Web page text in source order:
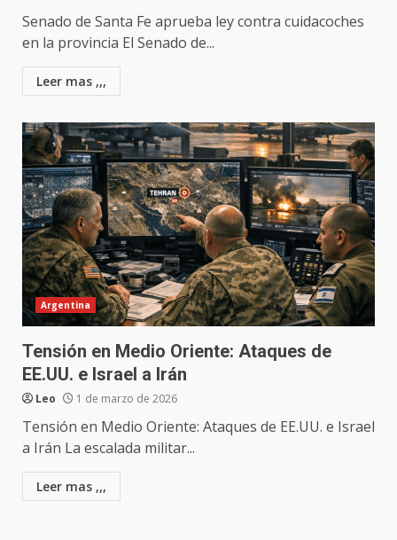
Senado de Santa Fe aprueba ley contra cuidacoches
en la provincia El Senado de...
Leer mas ,,,
Argentina
Tensión en Medio Oriente: Ataques de
EE.UU. e Israel a Irán
Leo 1 de marzo de 2026
Tensión en Medio Oriente: Ataques de EE.UU. e Israel
a Irán La escalada militar...
Leer mas ,,,